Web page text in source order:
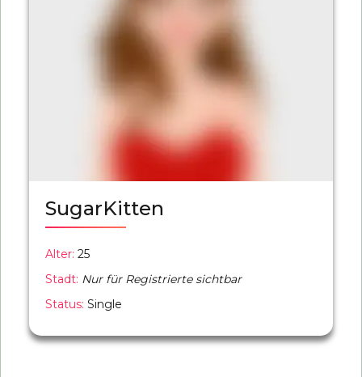
SugarKitten
Alter: 25
Stadt: Nur für Registrierte sichtbar
Status: Single